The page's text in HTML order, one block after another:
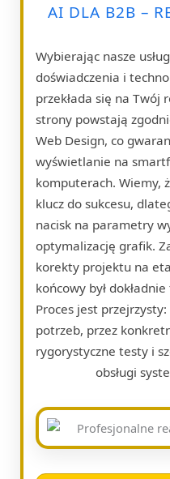
AI DLA B2B –
Wybierając nasze
doświadczenia i
przekłada się na Twój
strony powstają
Web Design, co
wyświetlanie na
komputerach. Wiemy,
klucz do sukcesu,
nacisk na parametry
optymalizację grafik.
korekty projektu na
końcowy był
Proces jest
potrzeb, przez
rygorystyczne testy i
obsługi